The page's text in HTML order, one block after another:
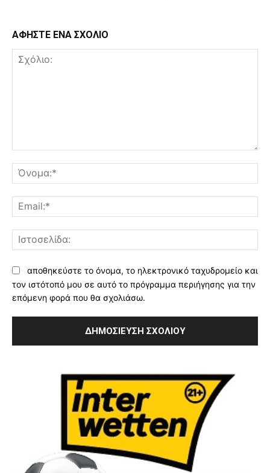
ΑΦΗΣΤΕ ΕΝΑ ΣΧΟΛΙΟ
αποθηκεύστε το όνομα, το ηλεκτρονικό ταχυδρομείο και
τον ιστότοπό μου σε αυτό το πρόγραμμα περιήγησης για την
επόμενη φορά που θα σχολιάσω.